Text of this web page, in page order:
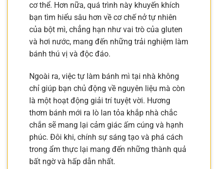
cơ thể. Hơn nữa, quá trình này khuyến khích
bạn tìm hiểu sâu hơn về cơ chế nở tự nhiên
của bột mì, chẳng hạn như vai trò của gluten
và hơi nước, mang đến những trải nghiệm làm
bánh thú vị và độc đáo.
Ngoài ra, việc tự làm bánh mì tại nhà không
chỉ giúp bạn chủ động về nguyên liệu mà còn
là một hoạt động giải trí tuyệt vời. Hương
thơm bánh mới ra lò lan tỏa khắp nhà chắc
chắn sẽ mang lại cảm giác ấm cúng và hạnh
phúc. Đôi khi, chính sự sáng tạo và phá cách
trong ẩm thực lại mang đến những thành quả
bất ngờ và hấp dẫn nhất.